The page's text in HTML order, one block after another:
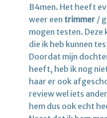
B4men. Het heeft
weer een trimmer /
mogen testen. Deze
die ik heb kunnen
Doordat mijn
heeft, heb ik nog
haar er ook
review wel iets
hem dus ook echt